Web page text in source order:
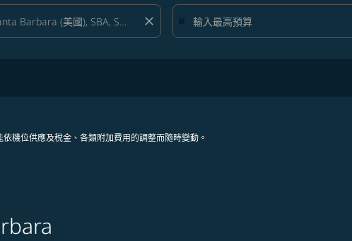
close
機位供應及稅金、各類附加費用的調整而隨時變動。